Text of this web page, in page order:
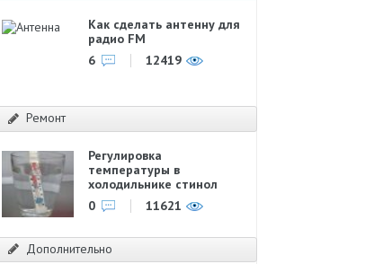
Как сделать антенну для
радио FM
6
12419
Ремонт
Регулировка
температуры в
холодильнике стинол
0
11621
Дополнительно